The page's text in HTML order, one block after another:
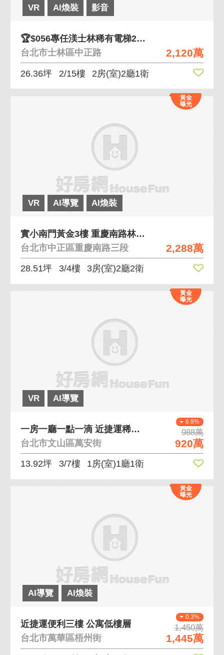
VR AI煥裝 影音
2,120萬
🏆$056專任渼士林稀有電梯2房小資宅
台北市士林區中正路
26.36坪 2/15樓 2房(室)2廳1衛
VR AI導覽 AI煥裝
黃金
曝光
2,288萬
實小南門黃金3樓 重慶南路林蔭靜巷雙拼3房
台北市中正區重慶南路三段
28.51坪 3/4樓 3房(室)2廳2衛
VR AI導覽
黃金
曝光
6.9%
988萬
920萬
一房一廳一點一滴 近捷運稀有電梯小宅非套房
台北市文山區萬安街
13.92坪 3/7樓 1房(室)1廳1衛
AI導覽 AI煥裝
黃金
曝光
0.3%
1,450萬
1,445萬
近捷運便利三樓 公寓低樓層
台北市萬華區梧州街